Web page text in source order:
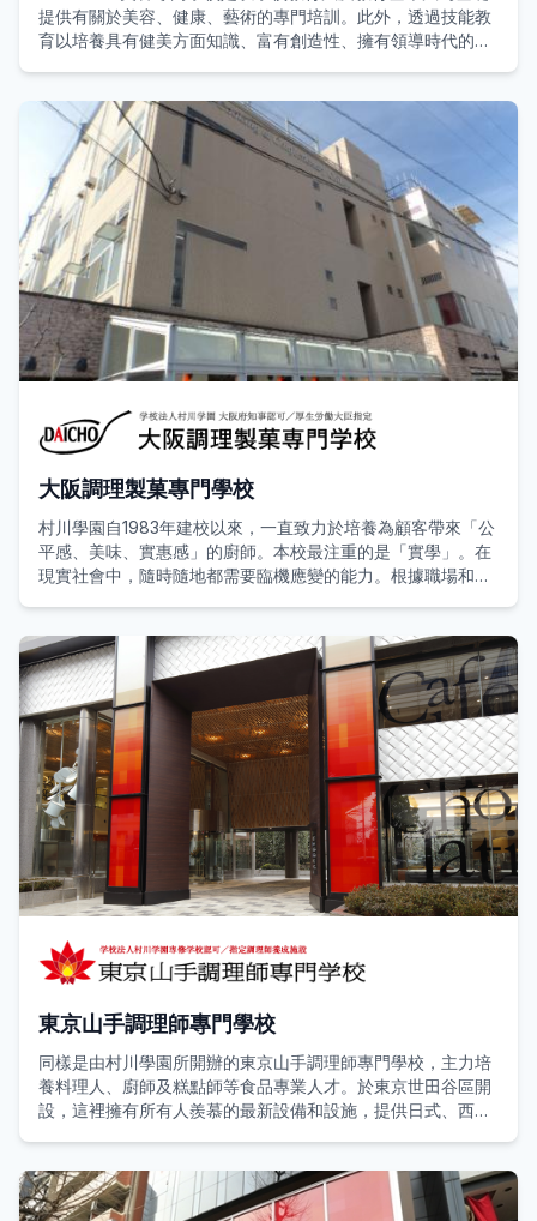
提供有關於美容、健康、藝術的專門培訓。此外，透過技能教
育以培養具有健美方面知識、富有創造性、擁有領導時代的進
學校為大阪府專修學校各種學校連合會的認可學校。「認可
校」意指受到日本學校教育法所認定且穫授權可履行教學職
務，並受到都道府縣知事（如：市長、縣長）所認可的學校。
大阪調理製菓專門學校
村川學園自1983年建校以來，一直致力於培養為顧客帶來「公
平感、美味、實惠感」的廚師。本校最注重的是「實學」。在
現實社會中，隨時隨地都需要臨機應變的能力。根據職場和工
的雙資格課程，以便讓畢業生成為一位能夠做到實務應對的廚
師。
不只是基本的技術，透過選擇食材、管理設備、咖啡廳培訓等
授課內容，請掌握真正有所助益的技能。以在本校學習的「實
學」為基礎，希望各位成為能夠為顧客提供豐裕滋潤的時間與
空間的廚師。
東京山手調理師專門學校
同樣是由村川學園所開辦的東京山手調理師專門學校，主力培
養料理人、廚師及糕點師等食品專業人才。於東京世田谷區開
設，這裡擁有所有人羨慕的最新設備和設施，提供日式、西
校的界限”。
這是一個最佳的學習環境，可以在其中清晰地想像成為職業人